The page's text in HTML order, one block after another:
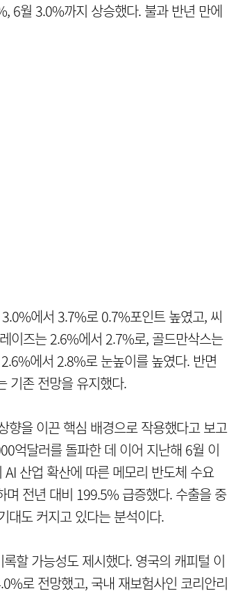
6월 3.0%까지 상승했다. 불과 반년 만에
에서 3.7%로 0.7%포인트 높였고, 씨
이즈는 2.6%에서 2.7%로, 골드만삭스는
에서 2.8%로 눈높이를 높였다. 반면
기존 전망을 유지했다.
향을 이끈 핵심 배경으로 작용했다고 보고
억달러를 돌파한 데 이어 지난해 6월 이
산업 확산에 따른 메모리 반도체 수요
전년 대비 199.5% 급증했다. 수출을 중
대도 커지고 있다는 분석이다.
할 가능성도 제시했다. 영국의 캐피털 이
로 전망했고, 국내 재보험사인 코리안리